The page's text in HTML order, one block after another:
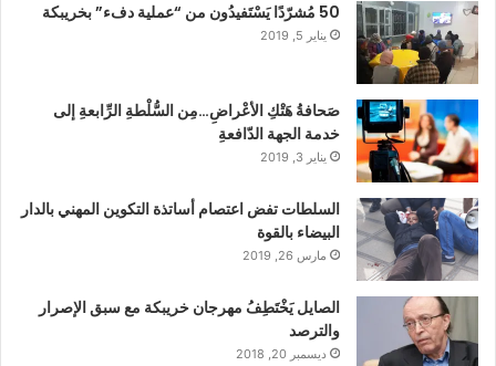
50 مُشرّدًا يَسْتَفيدُون من “عملية دفء” بخريبكة
يناير 5, 2019
صَحافةُ هَتْكِ الأعْراضِ…مِن السُّلْطةِ الرِّابعةِ إلى
خدمة الجهة الدّافعةِ
يناير 3, 2019
السلطات تفض اعتصام أساتذة التكوين المهني بالدار
البيضاء بالقوة
مارس 26, 2019
الصايل يَخْتَطِفُ مهرجان خريبكة مع سبق الإصرار
والترصد
ديسمبر 20, 2018